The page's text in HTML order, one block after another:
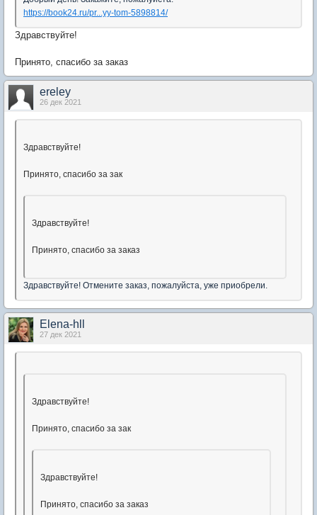
https://book24.ru/pr...yy-tom-5898814/
Здравствуйте!
Принято, спасибо за заказ
ereley
26 дек 2021
Здравствуйте!
Принято, спасибо за зак
Здравствуйте!
Принято, спасибо за заказ
Здравствуйте! Отмените заказ, пожалуйста, уже приобрели.
Elena-hll
27 дек 2021
Здравствуйте!
Принято, спасибо за зак
Здравствуйте!
Принято, спасибо за заказ